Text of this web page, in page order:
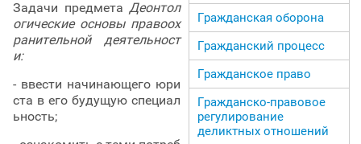
Задачи предмета Деонтол
огические основы правоох
ранительной деятельност
и:
- ввести начинающего юри
ста в его будущую специал
ьность;
Гражданская оборона
Гражданский процесс
Гражданское право
Гражданско-правовое
регулирование
деликтных отношений